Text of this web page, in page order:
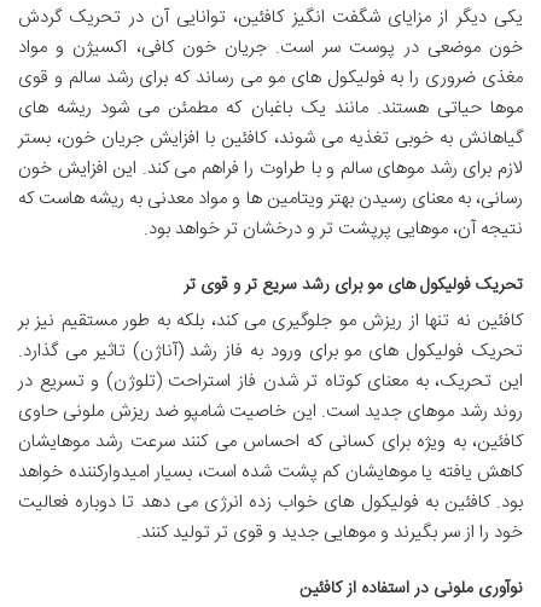
یکی دیگر از مزایای شگفت انگیز کافئین، توانایی آن در تحریک گردش
خون موضعی در پوست سر است. جریان خون کافی، اکسیژن و مواد
مغذی ضروری را به فولیکول های مو می رساند که برای رشد سالم و قوی
موها حیاتی هستند. مانند یک باغبان که مطمئن می شود ریشه های
گیاهانش به خوبی تغذیه می شوند، کافئین با افزایش جریان خون، بستر
لازم برای رشد موهای سالم و با طراوت را فراهم می کند. این افزایش خون
رسانی، به معنای رسیدن بهتر ویتامین ها و مواد معدنی به ریشه هاست که
نتیجه آن، موهایی پرپشت تر و درخشان تر خواهد بود.
تحریک فولیکول های مو برای رشد سریع تر و قوی تر
کافئین نه تنها از ریزش مو جلوگیری می کند، بلکه به طور مستقیم نیز بر
تحریک فولیکول های مو برای ورود به فاز رشد (آناژن) تاثیر می گذارد.
این تحریک، به معنای کوتاه تر شدن فاز استراحت (تلوژن) و تسریع در
روند رشد موهای جدید است. این خاصیت شامپو ضد ریزش ملونی حاوی
کافئین، به ویژه برای کسانی که احساس می کنند سرعت رشد موهایشان
کاهش یافته یا موهایشان کم پشت شده است، بسیار امیدوارکننده خواهد
بود. کافئین به فولیکول های خواب زده انرژی می دهد تا دوباره فعالیت
خود را از سر بگیرند و موهایی جدید و قوی تر تولید کنند.
نوآوری ملونی در استفاده از کافئین